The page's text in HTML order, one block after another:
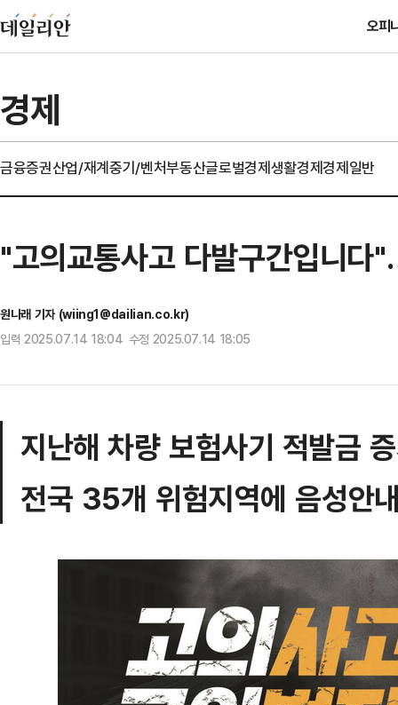
오피
경제
금융증권산업/재계중기/벤처부동산글로벌경제생활경제경제일반
"고의교통사고 다발구간입니
원나래 기자 (wiing1@dailian.co.kr)
입력 2025.07.14 18:04 수정 2025.07.14 18:05
지난해 차량 보험사기 적발금
전국 35개 위험지역에 음성안